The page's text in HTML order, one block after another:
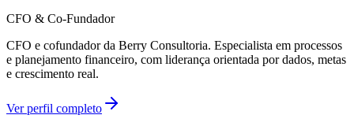
CFO & Co-Fundador
CFO e cofundador da Berry Consultoria. Especialista em processos
e planejamento financeiro, com liderança orientada por dados, metas
e crescimento real.
Ver perfil completo